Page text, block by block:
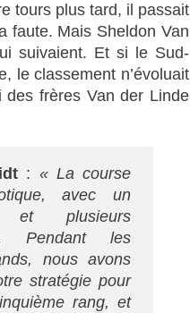
tours plus tard, il passait
faute. Mais Sheldon Van
suivaient. Et si le Sud-
le classement n’évoluait
des frères Van der Linde
: « La course
avec un
et plusieurs
Pendant les
nous avons
stratégie pour
rang, et